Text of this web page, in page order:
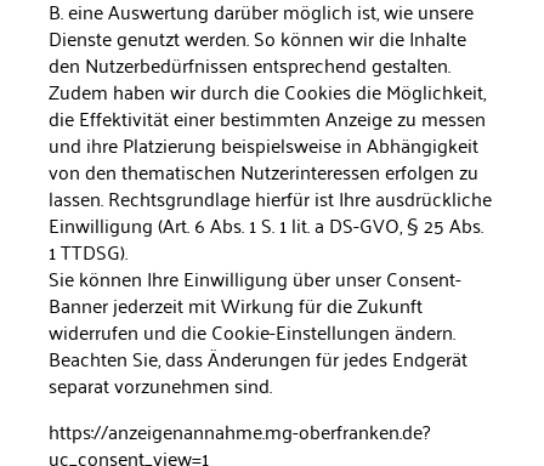
B. eine Auswertung darüber möglich ist, wie unsere
Dienste genutzt werden. So können wir die Inhalte
den Nutzerbedürfnissen entsprechend gestalten.
Zudem haben wir durch die Cookies die Möglichkeit,
die Effektivität einer bestimmten Anzeige zu messen
und ihre Platzierung beispiels­weise in Abhängigkeit
von den thematischen Nutzerinteressen erfolgen zu
lassen. Rechtsgrundlage hierfür ist Ihre ausdrückliche
Einwilligung (Art. 6 Abs. 1 S. 1 lit. a DS-GVO, § 25 Abs.
1 TTDSG).
Sie können Ihre Einwilligung über unser Consent-
Banner jederzeit mit Wirkung für die Zukunft
widerrufen und die Cookie-Einstel­lungen ändern.
Beachten Sie, dass Änderungen für jedes Endgerät
separat vorzunehmen sind.
https://anzeigenannahme.mg-oberfranken.de?
uc_consent_view=1